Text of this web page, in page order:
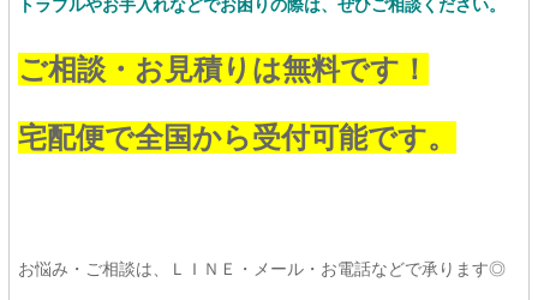
トラブルやお手入れなどでお困りの際は、ぜひご相談ください。
ご相談・お見積りは無料です！
宅配便で全国から受付可能です。
お悩み・ご相談は、ＬＩＮＥ・メール・お電話などで承ります◎